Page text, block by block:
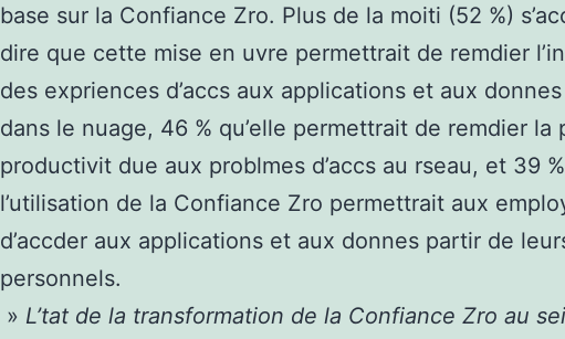
base sur la Confiance Zro. Plus de la moiti (52 %)
dire que cette mise en uvre permettrait de remdier
des expriences d’accs aux applications et aux
dans le nuage, 46 % qu’elle permettrait de remdier la
productivit due aux problmes d’accs au rseau, et 39
l’utilisation de la Confiance Zro permettrait aux
d’accder aux applications et aux donnes partir de
personnels.
» L’tat de la transformation de la Confiance Zro au